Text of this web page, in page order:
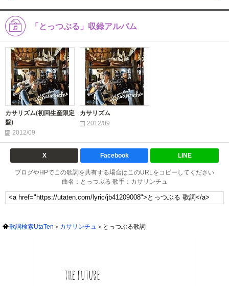
「とっつぶる」収録アルバム
カサリズム(初回生産限定
盤)
2012/09
カサリズム
2012/09
X Facebook LINE
ブログやHPでこの歌詞を共有する場合はこのURLをコピーしてください
曲名：とっつぶる 歌手：カサリンチュ
歌詞検索UtaTen カサリンチュ とっつぶる歌詞